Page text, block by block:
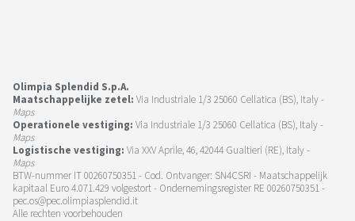
Olimpia Splendid S.p.A.
Maatschappelijke zetel: Via Industriale 1/3 25060 Cellatica (BS), Italy -
Maps
Operationele vestiging: Via Industriale 1/3 25060 Cellatica (BS), Italy -
Maps
Logistische vestiging: Via XXV Aprile, 46, 42044 Gualtieri (RE), Italy -
Maps
BTW-nummer IT 00260750351 - Cod. Ontvanger: SN4CSRI - Maatschappelijk
kapitaal Euro 4.071.429 volgestort - Ondernemingsregister RE 00260750351 -
pec.os@pec.olimpiasplendid.it
Alle rechten voorbehouden